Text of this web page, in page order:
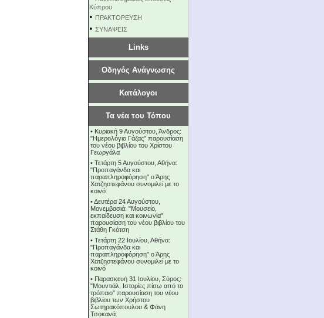
Κύπρου
• ΠΡΑΚΤΟΡΕΥΣΗ
• ΣΥΝΑΨΕΙΣ
Links
Οδηγός Ανάγνωσης
Κατάλογοι
Τα νέα του Τόπου
• Κυριακή 9 Αυγούστου, Άνδρος:
"Ημερολόγιο Γάζας" παρουσίαση
του νέου βιβλίου του Χρίστου
Γεωργάλα
• Τετάρτη 5 Αυγούστου, Αθήνα:
"Προπαγάνδα και
παραπληροφόρηση" ο Άρης
Χατζηστεφάνου συνομιλεί με το
κοινό
•Δευτέρα 24 Αυγούστου,
Μονεμβασιά: "Μουσείο,
εκπαίδευση και κοινωνία"
παρουσίαση του νέου βιβλίου του
Στάθη Γκότση
• Τετάρτη 22 Ιουλίου, Αθήνα:
"Προπαγάνδα και
παραπληροφόρηση" ο Άρης
Χατζηστεφάνου συνομιλεί με το
κοινό
• Παρασκευή 31 Ιουλίου, Σύρος:
"Μουντιάλ, Ιστορίες πίσω από το
τρόπαιο" παρουσίαση του νέου
βιβλίου των Χρήστου
Σωτηρακόπουλου & Φάνη
Τσοκανά